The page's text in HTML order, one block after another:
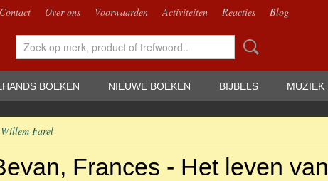
Contact Over ons Voorwaarden Activiteiten Reacties Blog
BOEKEN NIEUWE BOEKEN BIJBELS MUZIEK
Farel
Frances - Het leven van